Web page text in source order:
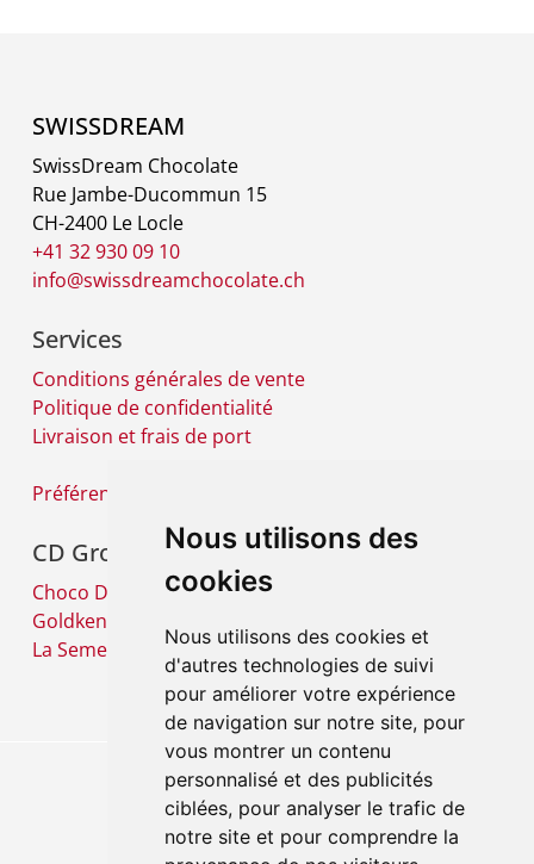
Nous utilisons des
cookies
Nous utilisons des cookies et
d'autres technologies de suivi
pour améliorer votre expérience
de navigation sur notre site, pour
vous montrer un contenu
personnalisé et des publicités
ciblées, pour analyser le trafic de
notre site et pour comprendre la
SWISSDREAM
SwissDream Chocolate
Rue Jambe-Ducommun 15
CH-2400 Le Locle
+41 32 930 09 10
info@swissdreamchocolate.ch
Services
Conditions générales de vente
Politique de confidentialité
Livraison et frais de port
Préférences cookies
CD Group
Choco Diffusion SA
Goldkenn SA
La Semeuse SA